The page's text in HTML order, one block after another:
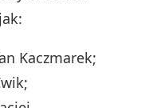
Kaczmarek;